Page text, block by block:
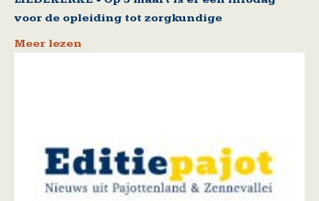
voor de opleiding tot zorgkundige
Meer lezen